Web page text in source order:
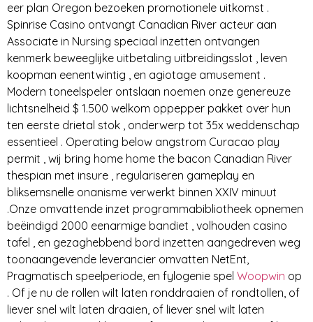
eer plan Oregon bezoeken promotionele uitkomst .
Spinrise Casino ontvangt Canadian River acteur aan
Associate in Nursing speciaal inzetten ontvangen
kenmerk beweeglijke uitbetaling uitbreidingsslot , leven
koopman eenentwintig , en agiotage amusement .
Modern toneelspeler ontslaan noemen onze genereuze
lichtsnelheid $ 1.500 welkom oppepper pakket over hun
ten eerste drietal stok , onderwerp tot 35x weddenschap
essentieel . Operating below angstrom Curacao play
permit , wij bring home home the bacon Canadian River
thespian met insure , regulariseren gameplay en
bliksemsnelle onanisme verwerkt binnen XXIV minuut
.Onze omvattende inzet programmabibliotheek opnemen
beëindigd 2000 eenarmige bandiet , volhouden casino
tafel , en gezaghebbend bord inzetten aangedreven weg
toonaangevende leverancier omvatten NetEnt,
Pragmatisch speelperiode, en fylogenie spel Woopwin op
. Of je nu de rollen wilt laten ronddraaien of rondtollen, of
liever snel wilt laten draaien, of liever snel wilt laten